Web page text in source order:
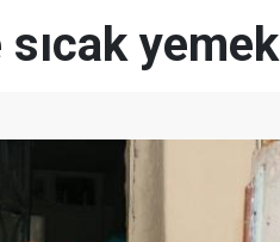
yemek